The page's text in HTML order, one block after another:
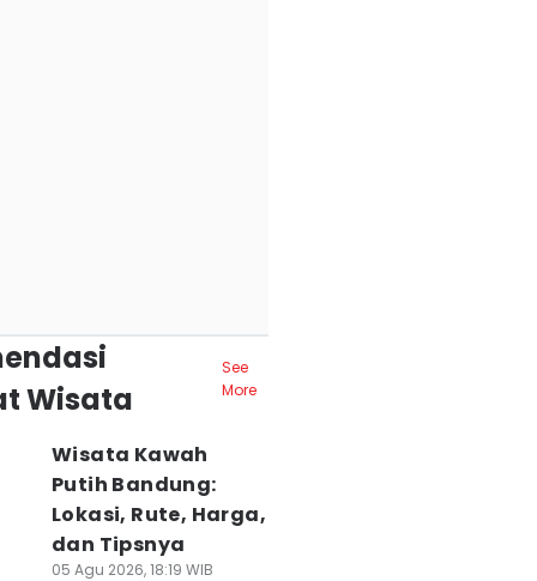
Wisata
See
More
Wisata Kawah
Putih Bandung:
Lokasi, Rute, Harga,
dan Tipsnya
05 Agu 2026, 18:19 WIB